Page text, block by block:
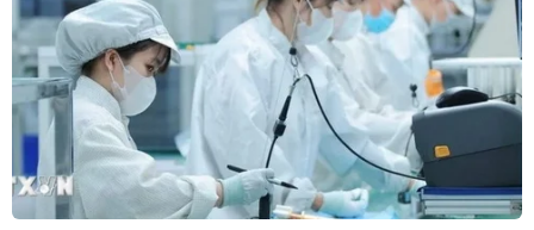
15/04/2021 14:48
Vụ hỏa hoạn đã làm thiêu rụi hết phần đầu xe, hàng
hóa trên xe cũng bị cháy gần hết; đồng thời gây tắc
đường kéo dài gần 2km, từ xã Phước Nam đến trung
tâm huyện Thuận Nam.